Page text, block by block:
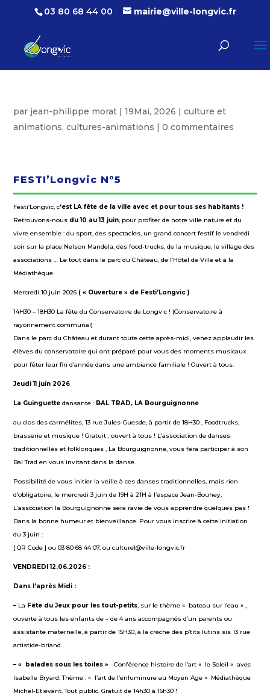
03 80 68 44 00 mairie@ville-longvic.fr
par jean-philippe morat |19Mai, 2026 |culture et
animations,cultures-animations |0 commentaires
FESTI’Longvic N°5
Festi’Longvic, c‘est LA fête de la ville avec et pour tous ses habitants !
Retrouvons-nous du10 au13 juin, pour profiter de notre ville nature et du
vivre ensemble : du sport, des spectacles, un grand concert festif le vendredi
soir sur la place Nelson Mandela, des food-trucks, de la musique, le village des
associations … Le tout dans le parc du Château, de l’Hôtel de Ville et à la
Médiathèque.
Mercredi 10 juin 2026 (« Ouverture » de Festi’Longvic)
14H30 – 18H30 La fête du Conservatoire de Longvic ! (Conservatoire à
rayonnement communal)
Dans le parc du Château et durant toute cette après-midi, venez applaudir les
élèves du conservatoire qui ont préparé pour vous des moments musicaux
pour fêter leur fin d’année dans une ambiance familiale ! Ouvert à tous.
Jeudi 11 juin 2026
La Guinguette dansante : BAL TRAD, LA Bourguignonne
au clos des carmélites, 13 rue Jules-Guesde, à partir de 18H30 , Foodtrucks,
brasserie et musique ! Gratuit , ouvert à tous ! L’association de danses
traditionnelles et folkloriques , La Bourguignonne, vous fera participer à son
Bal Trad en vous invitant dans la danse.
Possibilité de vous initier la veille à ces danses traditionnelles, mais rien
d’obligatoire, le mercredi 3 juin de 19H à 21H à l’espace Jean-Bouhey,
L’association la Bourguignonne sera ravie de vous apprendre quelques pas !
Dans la bonne humeur et bienveillance. Pour vous inscrire à cette initiation
du 3 juin :
[ QR Code ] ou 03 80 68 44 07, ou culturel@ville-longvic.fr
VENDREDI 12.06.2026 :
Dans l’après Midi :
– La Fête du Jeux pour les tout-petits, sur le thème « bateau sur l’eau » ,
ouverte à tous les enfants de – de 4 ans accompagnés d’un parents ou
assistante maternelle, à partir de 15H30, à la crèche des p’tits lutins sis 13 rue
artistide-briand.
– « balades sous les toiles »
Conférence histoire de l’art « le Soleil » avec
Isabelle Bryard. Thème : « l’art de l’enluminure au Moyen Age » Médiathèque
Michel-Etiévant. Tout public. Gratuit de 14h30 à 16h30 !